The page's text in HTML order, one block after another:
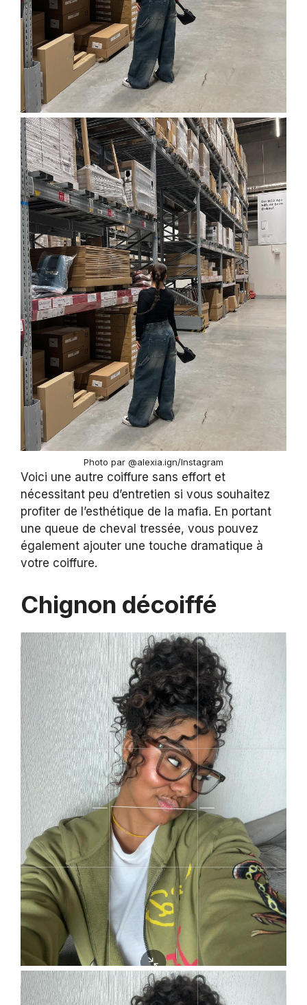
Photo par @alexia.ign/Instagram
Voici une autre coiffure sans effort et
nécessitant peu d’entretien si vous souhaitez
profiter de l’esthétique de la mafia. En portant
une queue de cheval tressée, vous pouvez
également ajouter une touche dramatique à
votre coiffure.
Chignon décoiffé